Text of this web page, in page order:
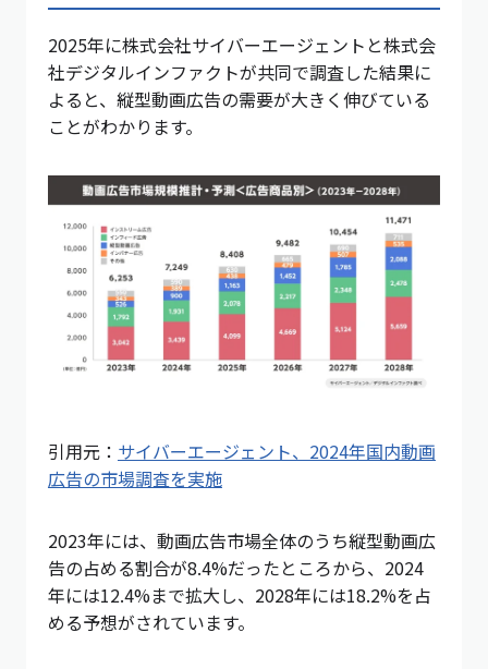
2025年に株式会社サイバーエージェントと株式会
社デジタルインファクトが共同で調査した結果に
よると、縦型動画広告の需要が大きく伸びている
ことがわかります。
引用元： サイバーエージェント、2024年国内動画
広告の市場調査を実施
2023年には、動画広告市場全体のうち縦型動画広
告の占める割合が8.4%だったところから、2024
年には12.4%まで拡大し、2028年には18.2%を占
める予想がされています。